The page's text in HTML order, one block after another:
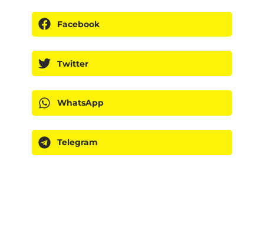
Facebook
Twitter
WhatsApp
Telegram